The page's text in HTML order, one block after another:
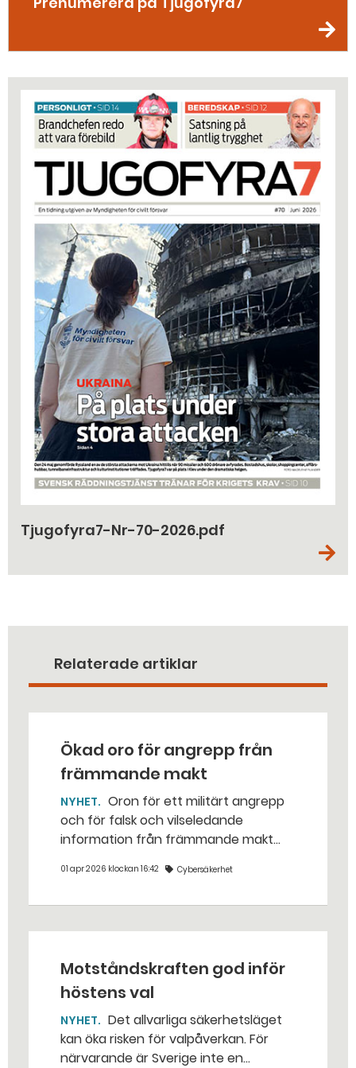
Tjugofyra7-Nr-70-2026.pdf
Relaterade artiklar
Ökad oro för angrepp från
främmande makt
NYHET
och för falsk och vilseledande
information från främmande makt
befolkningen. Samtidigt är stödet för
01 apr 2026 klockan 16:42 Cybersäkerhet
Motståndskraften god inför
höstens val
NYHET
kan öka risken för valpåverkan. För
närvarande är Sverige inte en